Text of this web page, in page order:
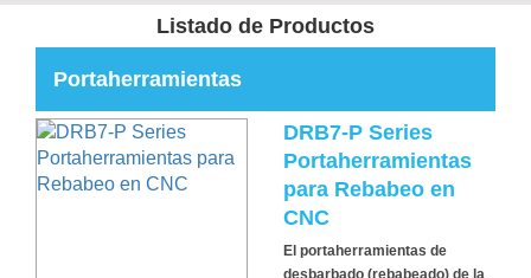
Listado de Productos
Portaherramientas
DRB7-P Series
Portaherramientas
para Rebabeo en
CNC
El portaherramientas de
desbarbado (rebabeado) de la